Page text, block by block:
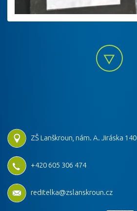
ZŠ Lanškroun, nám. A. Jiráska 140
+420 605 306 474
reditelka@zslanskroun.cz